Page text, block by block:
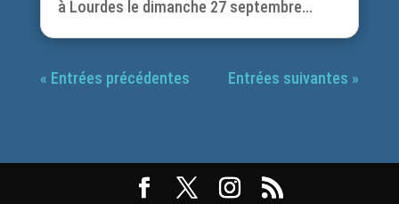
à Lourdes le dimanche 27 septembre...
« Entrées précédentes Entrées suivantes »